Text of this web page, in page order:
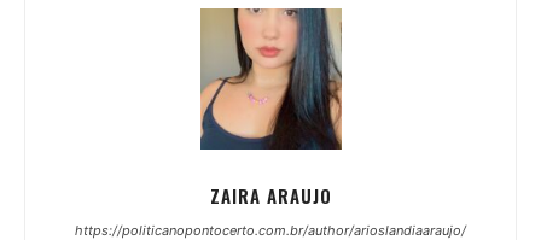
ZAIRA ARAUJO
https://politicanopontocerto.com.br/author/arioslandiaaraujo/